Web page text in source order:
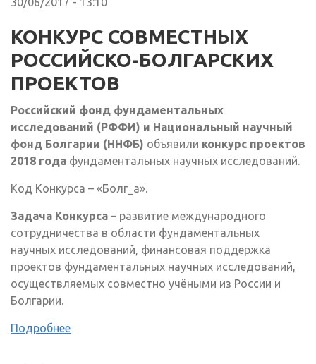
КОНКУРС СОВМЕСТНЫХ
РОССИЙСКО-БОЛГАРСКИХ
ПРОЕКТОВ
Российский фонд фундаментальных
исследований (РФФИ) и Национальный научный
фонд Болгарии (ННФБ) объявили конкурс проектов
2018 года фундаментальных научных исследований.
Код Конкурса – «Болг_а».
Задача Конкурса – развитие международного
сотрудничества в области фундаментальных
научных исследований, финансовая поддержка
проектов фундаментальных научных исследований,
осуществляемых совместно учёными из России и
Болгарии.
Подробнее